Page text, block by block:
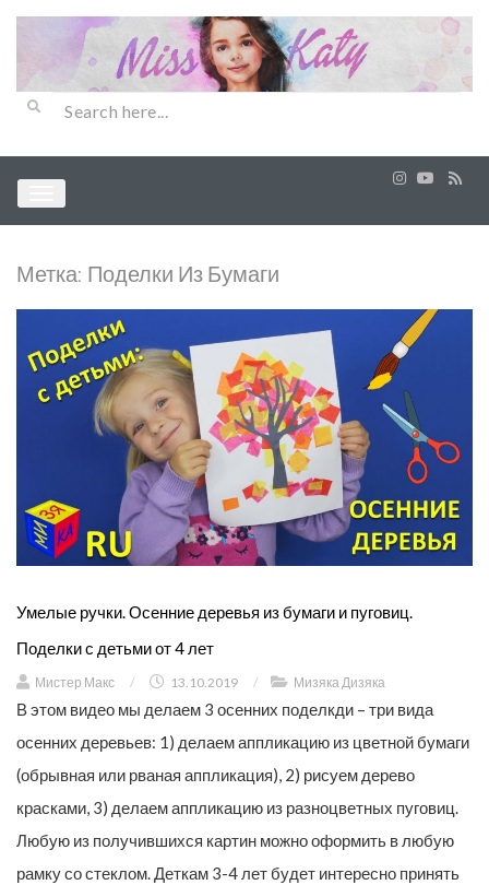
Метка: Поделки Из Бумаги
Умелые ручки. Осенние деревья из бумаги и пуговиц.
Поделки с детьми от 4 лет
Мистер Макс / 13.10.2019 / Мизяка Дизяка
В этом видео мы делаем 3 осенних поделкди – три вида
осенних деревьев: 1) делаем аппликацию из цветной бумаги
(обрывная или рваная аппликация), 2) рисуем дерево
красками, 3) делаем аппликацию из разноцветных пуговиц.
Любую из получившихся картин можно оформить в любую
рамку со стеклом. Деткам 3-4 лет будет интересно принять